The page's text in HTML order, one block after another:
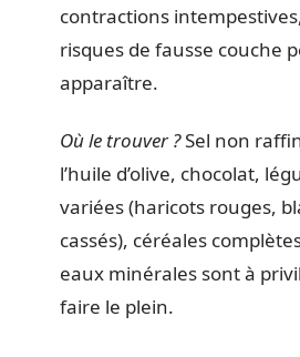
contractions
risques de fausse couche
apparaître.
Où le trouver ?Sel non
l’huile d’olive, chocolat,
variées (haricots rouges,
cassés), céréales
eaux minérales sont à
faire le plein.